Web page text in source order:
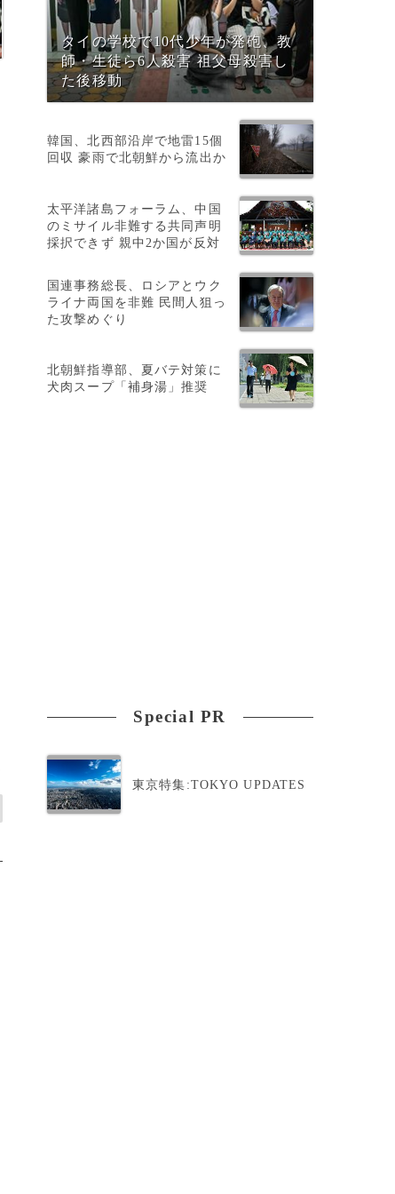
タイの学校で10代少年が発砲、教
師・生徒ら6人殺害 祖父母殺害し
た後移動
韓国、北西部沿岸で地雷15個
回収 豪雨で北朝鮮から流出か
太平洋諸島フォーラム、中国
のミサイル非難する共同声明
採択できず 親中2か国が反対
国連事務総長、ロシアとウク
ライナ両国を非難 民間人狙っ
た攻撃めぐり
北朝鮮指導部、夏バテ対策に
犬肉スープ「補身湯」推奨
Special PR
東京特集:TOKYO UPDATES